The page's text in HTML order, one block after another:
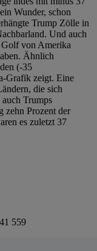
Wunder, schon
Trump Zölle in
Und auch
von Amerika
Ähnlich
(-35
Grafik zeigt. Eine
die sich
Trumps
zehn Prozent der
es zuletzt 37
559